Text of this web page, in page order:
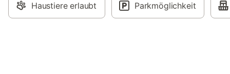
Haustiere erlaubt Parkmöglichkeit